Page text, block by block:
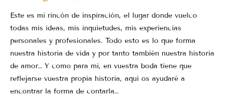
Este es mi rincón de inspiración, el lugar donde vuelco
todas mis ideas, mis inquietudes, mis experiencias
personales y profesionales. Todo esto es lo que forma
nuestra historia de vida y por tanto también nuestra historia
de amor… Y como para mi, en vuestra boda tiene que
reflejarse vuestra propia historia, aquí os ayudaré a
encontrar la forma de contarla…